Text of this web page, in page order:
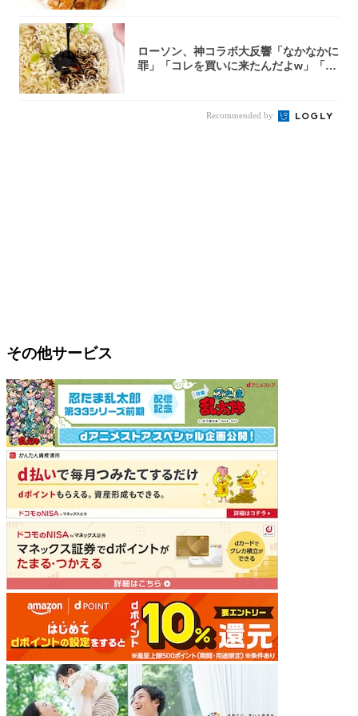
ローソン、神コラボ大反響「なかなかに
罪」「コレを買いに来たんだよw」「３
Recommended by
その他サービス